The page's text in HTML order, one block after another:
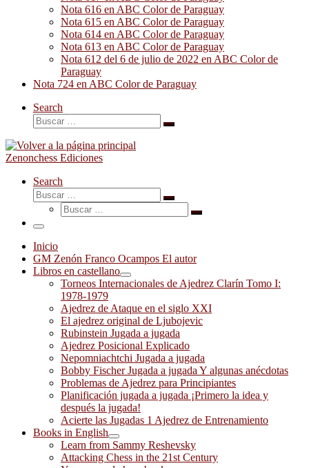
Nota 616 en ABC Color de Paraguay
Nota 615 en ABC Color de Paraguay
Nota 614 en ABC Color de Paraguay
Nota 613 en ABC Color de Paraguay
Nota 612 del 6 de julio de 2022 en ABC Color de
Paraguay
Nota 724 en ABC Color de Paraguay
Search
Buscar
Buscar
Zenonchess Ediciones
Search
Buscar
Buscar
Buscar
Buscar
Menú
Inicio
GM Zenón Franco Ocampos El autor
Libros en castellano
Torneos Internacionales de Ajedrez Clarín Tomo I:
1978-1979
Ajedrez de Ataque en el siglo XXI
El ajedrez original de Ljubojevic
Rubinstein Jugada a jugada
Ajedrez Posicional Explicado
Nepomniachtchi Jugada a jugada
Bobby Fischer Jugada a jugada Y algunas anécdotas
Problemas de Ajedrez para Principiantes
Planificación jugada a jugada ¡Primero la idea y
después la jugada!
Acierte las Jugadas 1 Ajedrez de Entrenamiento
Books in English
Learn from Sammy Reshevsky
Attacking Chess in the 21st Century